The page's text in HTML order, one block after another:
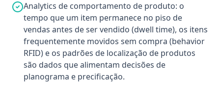
Analytics de comportamento de produto: o
tempo que um item permanece no piso de
vendas antes de ser vendido (dwell time), os itens
frequentemente movidos sem compra (behavior
RFID) e os padrões de localização de produtos
são dados que alimentam decisões de
planograma e precificação.